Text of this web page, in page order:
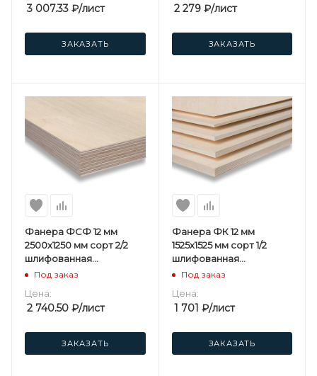
3 007.33 ₽/лист
ЗАКАЗАТЬ
2 279₽/лист
ЗАКАЗАТЬ
Фанера ФСФ 12 мм
2500х1250 мм сорт 2/2
шлифованная
березовая
Под заказ
Цена:
2 740.50 ₽/лист
ЗАКАЗАТЬ
Фанера ФК 12 мм
1525х1525 мм сорт 1/2
шлифованная
березовая
Под заказ
Цена:
1 701 ₽/лист
ЗАКАЗАТЬ